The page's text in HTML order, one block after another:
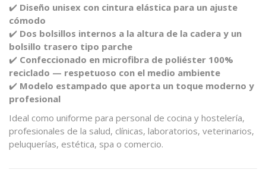
✔️ Diseño unisex con cintura elástica para un ajuste
cómodo
✔️ Dos bolsillos internos a la altura de la cadera y un
bolsillo trasero tipo parche
✔️ Confeccionado en microfibra de poliéster 100%
reciclado — respetuoso con el medio ambiente
✔️ Modelo estampado que aporta un toque moderno y
profesional
Ideal como uniforme para personal de cocina y hostelería,
profesionales de la salud, clínicas, laboratorios, veterinarios,
peluquerías, estética, spa o comercio.